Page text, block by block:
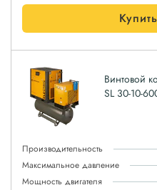
Купить
Винтовой
SL 30-10-
Производительность
Максимальное давление
Мощность двигателя